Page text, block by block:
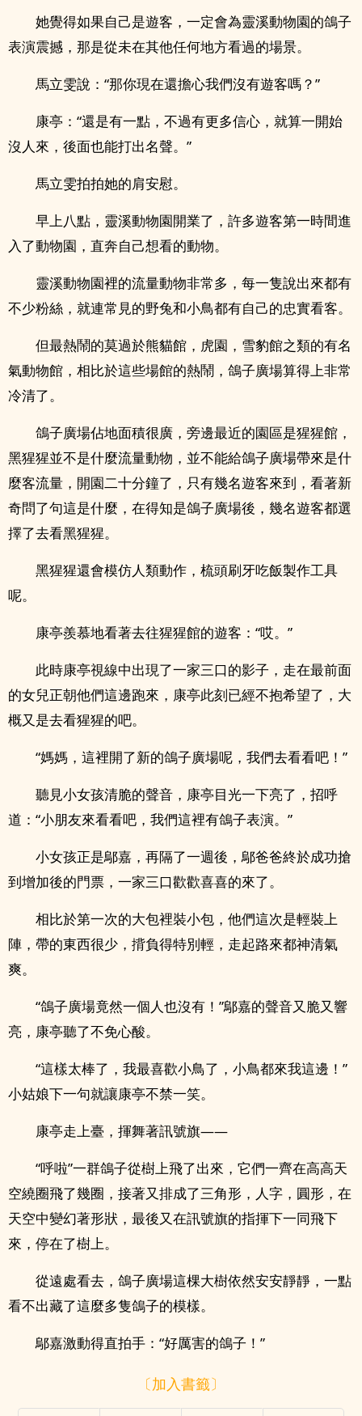
她覺得如果自己是遊客，一定會為靈溪動物園的鴿子
表演震撼，那是從未在其他任何地方看過的場景。
馬立雯說：“那你現在還擔心我們沒有遊客嗎？”
康亭：“還是有一點，不過有更多信心，就算一開始
沒人來，後面也能打出名聲。”
馬立雯拍拍她的肩安慰。
早上八點，靈溪動物園開業了，許多遊客第一時間進
入了動物園，直奔自己想看的動物。
靈溪動物園裡的流量動物非常多，每一隻說出來都有
不少粉絲，就連常見的野兔和小鳥都有自己的忠實看客。
但最熱鬧的莫過於熊貓館，虎園，雪豹館之類的有名
氣動物館，相比於這些場館的熱鬧，鴿子廣場算得上非常
冷清了。
鴿子廣場佔地面積很廣，旁邊最近的園區是猩猩館，
黑猩猩並不是什麼流量動物，並不能給鴿子廣場帶來是什
麼客流量，開園二十分鐘了，只有幾名遊客來到，看著新
奇問了句這是什麼，在得知是鴿子廣場後，幾名遊客都選
擇了去看黑猩猩。
黑猩猩還會模仿人類動作，梳頭刷牙吃飯製作工具
呢。
康亭羨慕地看著去往猩猩館的遊客：“哎。”
此時康亭視線中出現了一家三口的影子，走在最前面
的女兒正朝他們這邊跑來，康亭此刻已經不抱希望了，大
概又是去看猩猩的吧。
“媽媽，這裡開了新的鴿子廣場呢，我們去看看吧！”
聽見小女孩清脆的聲音，康亭目光一下亮了，招呼
道：“小朋友來看看吧，我們這裡有鴿子表演。”
小女孩正是鄔嘉，再隔了一週後，鄔爸爸終於成功搶
到增加後的門票，一家三口歡歡喜喜的來了。
相比於第一次的大包裡裝小包，他們這次是輕裝上
陣，帶的東西很少，揹負得特別輕，走起路來都神清氣
爽。
“鴿子廣場竟然一個人也沒有！”鄔嘉的聲音又脆又響
亮，康亭聽了不免心酸。
“這樣太棒了，我最喜歡小鳥了，小鳥都來我這邊！”
小姑娘下一句就讓康亭不禁一笑。
康亭走上臺，揮舞著訊號旗——
“呼啦”一群鴿子從樹上飛了出來，它們一齊在高高天
空繞圈飛了幾圈，接著又排成了三角形，人字，圓形，在
天空中變幻著形狀，最後又在訊號旗的指揮下一同飛下
來，停在了樹上。
從遠處看去，鴿子廣場這棵大樹依然安安靜靜，一點
看不出藏了這麼多隻鴿子的模樣。
鄔嘉激動得直拍手：“好厲害的鴿子！”
〔加入書籤〕